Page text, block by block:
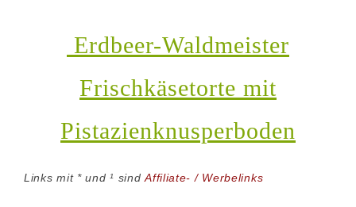
Erdbeer-Waldmeister
Frischkäsetorte mit
Pistazienknusperboden
Links mit * und ¹ sindAffiliate- / Werbelinks